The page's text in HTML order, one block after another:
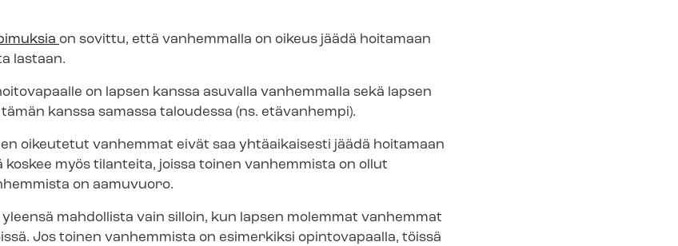
on sovittu, että vanhemmalla on oikeus jäädä hoitamaan
lastaan.
on lapsen kanssa asuvalla vanhemmalla sekä lapsen
kanssa samassa taloudessa (ns. etävanhempi).
oikeutetut vanhemmat eivät saa yhtäaikaisesti jäädä hoitamaan
myös tilanteita, joissa toinen vanhemmista on ollut
on aamuvuoro.
mahdollista vain silloin, kun lapsen molemmat vanhemmat
Jos toinen vanhemmista on esimerkiksi opintovapaalla, töissä